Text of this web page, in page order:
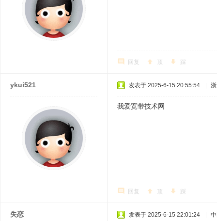
回复 顶 踩
ykui521 发表于 2025-6-15 20:55:54
我爱宽带技术网
回复 顶 踩
失恋 发表于 2025-6-15 22:01:24